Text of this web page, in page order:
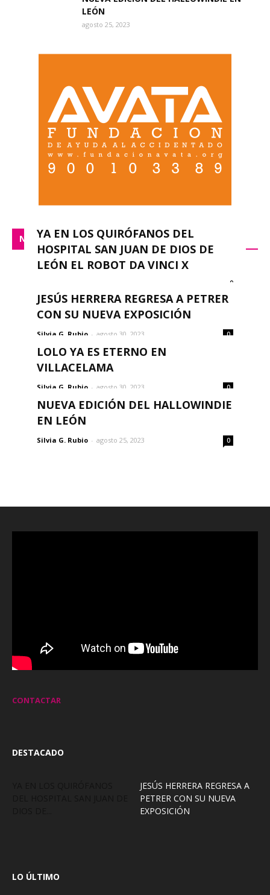
LEÓN
agosto 25, 2023
NACIONAL
YA EN LOS QUIRÓFANOS DEL
HOSPITAL SAN JUAN DE DIOS DE
LEÓN EL ROBOT DA VINCI X
0
JESÚS HERRERA REGRESA A PETRER
CON SU NUEVA EXPOSICIÓN
Silvia G. Rubio - agosto 30, 2023 0
LOLO YA ES ETERNO EN
VILLACELAMA
Silvia G. Rubio - agosto 30, 2023 0
NUEVA EDICIÓN DEL HALLOWINDIE
EN LEÓN
Silvia G. Rubio - agosto 25, 2023 0
CONTACTAR
DESTACADO
JESÚS HERRERA REGRESA A
PETRER CON SU NUEVA
EXPOSICIÓN
LO ÚLTIMO